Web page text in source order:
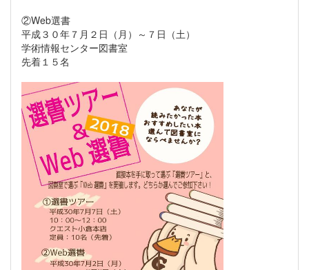
②Web選書
平成３０年７月２日（月）～７日（土）
学術情報センター図書室
先着１５名